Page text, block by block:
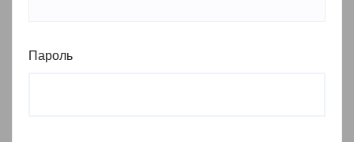
Пароль